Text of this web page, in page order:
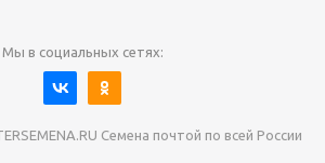
Мы в социальных сетях:
Семена почтой по всей России